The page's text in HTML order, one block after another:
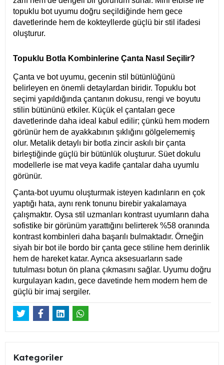
topuklu bot uyumu doğru seçildiğinde hem gece
davetlerinde hem de kokteyllerde güçlü bir stil ifadesi
oluşturur.
Topuklu Botla Kombinlerine Çanta Nasıl Seçilir?
Çanta ve bot uyumu, gecenin stil bütünlüğünü
belirleyen en önemli detaylardan biridir. Topuklu bot
seçimi yapıldığında çantanın dokusu, rengi ve boyutu
stilin bütününü etkiler. Küçük el çantaları gece
davetlerinde daha ideal kabul edilir; çünkü hem modern
görünür hem de ayakkabının şıklığını gölgelememiş
olur. Metalik detaylı bir botla zincir askılı bir çanta
birleştiğinde güçlü bir bütünlük oluşturur. Süet dokulu
modellerle ise mat veya kadife çantalar daha uyumlu
görünür.
Çanta-bot uyumu oluşturmak isteyen kadınların en çok
yaptığı hata, aynı renk tonunu birebir yakalamaya
çalışmaktır. Oysa stil uzmanları kontrast uyumların daha
sofistike bir görünüm yarattığını belirterek %58 oranında
kontrast kombinleri daha başarılı bulmaktadır. Örneğin
siyah bir bot ile bordo bir çanta gece stiline hem derinlik
hem de hareket katar. Ayrıca aksesuarların sade
tutulması botun ön plana çıkmasını sağlar. Uyumu doğru
kurgulayan kadın, gece davetinde hem modern hem de
güçlü bir imaj sergiler.
Kategoriler